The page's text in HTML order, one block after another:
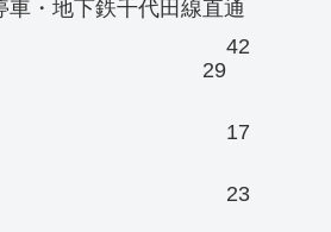
車・地下鉄千代田線直通
42
29
17
23